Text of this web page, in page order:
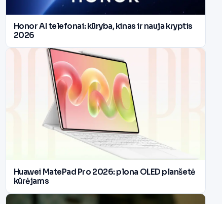
Honor AI telefonai: kūryba, kinas ir nauja kryptis
2026
Huawei MatePad Pro 2026: plona OLED planšetė
kūrėjams